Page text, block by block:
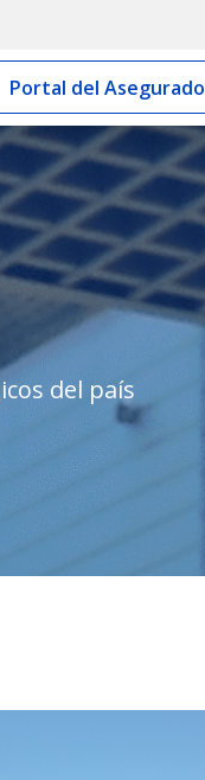
Portal del Asegurado
del país